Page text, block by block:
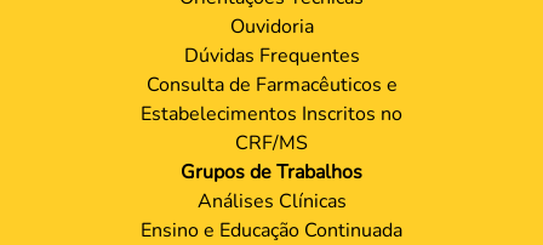
Ouvidoria
Dúvidas Frequentes
Consulta de Farmacêuticos e
Estabelecimentos Inscritos no
CRF/MS
Grupos de Trabalhos
Análises Clínicas
Ensino e Educação Continuada